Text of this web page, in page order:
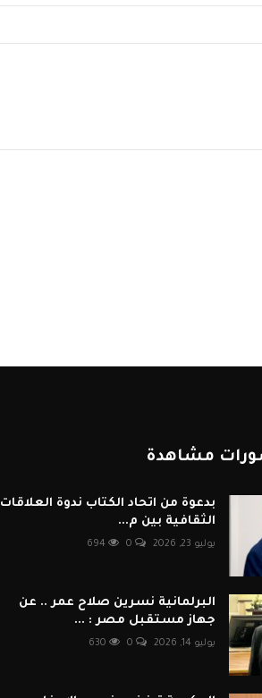
مشاهدة
بدعوة من اتحاد الكتاب ندوة العلاقات
الثقافية بين م...
يوليو 23, 2026 694
البرلمانية نسرين صلاح عمر .. عن
جهاز مستقبل مصر : ...
يوليو 14, 2026